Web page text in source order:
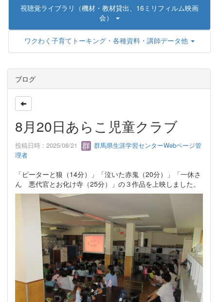
視聴覚ライブラリ（機材・教材貸出、16ミリフィルム映画
会）
ワクわく子育てトーキング・各種資料・講師データ他
ブログ
8月20日あらこ児童クラブ
投稿日時 : 2025/08/21
群馬県生涯学習センターWebページ管
理者
「ピーターと狼（14分）」「泣いた赤鬼（20分）」「一休さ
ん 悪代官とお化け寺（25分）」の３作品を上映しました。